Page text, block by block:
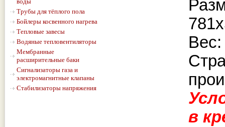
Трубы для тёплого пола
Бойлеры косвенного нагрева
Тепловые завесы
Водяные тепловентиляторы
Мембранные
расширительные баки
Сигнализаторы газа и
электромагнитные клапаны
Стабилизаторы напряжения
Вес:
в